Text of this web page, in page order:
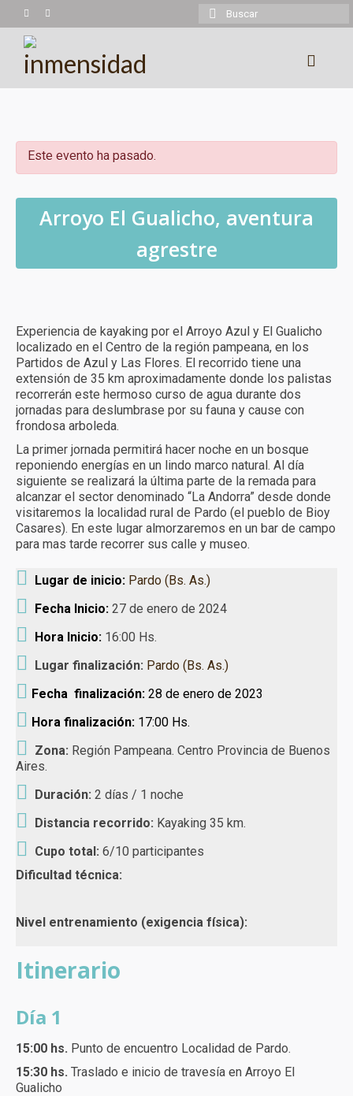
Buscar
por:
Trekking
Montañismo
Cicloturismo
Cabalgatas
Calendario
Turismo receptivo
Turismo educativo
Reservas y condiciones
Contacto
Este evento ha pasado.
Arroyo El Gualicho, aventura
agrestre
Experiencia de kayaking por el Arroyo Azul y El Gualicho
localizado en el Centro de la región pampeana, en los
Partidos de Azul y Las Flores. El recorrido tiene una
extensión de 35 km aproximadamente donde los palistas
recorrerán este hermoso curso de agua durante dos
jornadas para deslumbrase por su fauna y cause con
frondosa arboleda.
La primer jornada permitirá hacer noche en un bosque
reponiendo energías en un lindo marco natural. Al día
siguiente se realizará la última parte de la remada para
alcanzar el sector denominado “La Andorra” desde donde
visitaremos la localidad rural de Pardo (el pueblo de Bioy
Casares). En este lugar almorzaremos en un bar de campo
para mas tarde recorrer sus calle y museo.
Lugar de inicio: Pardo (Bs. As.)
Fecha Inicio: 27 de enero de 2024
Hora Inicio: 16:00 Hs.
Lugar finalización: Pardo (Bs. As.)
Fecha finalización: 28 de enero de 2023
Hora finalización: 17:00 Hs.
Zona: Región Pampeana. Centro Provincia de Buenos
Aires.
Duración: 2 días / 1 noche
Distancia recorrido: Kayaking 35 km.
Cupo total: 6/10 participantes
Dificultad técnica:
Nivel entrenamiento (exigencia física):
Itinerario
Día 1
15:00 hs. Punto de encuentro Localidad de Pardo.
15:30 hs. Traslado e inicio de travesía en Arroyo El
Gualicho